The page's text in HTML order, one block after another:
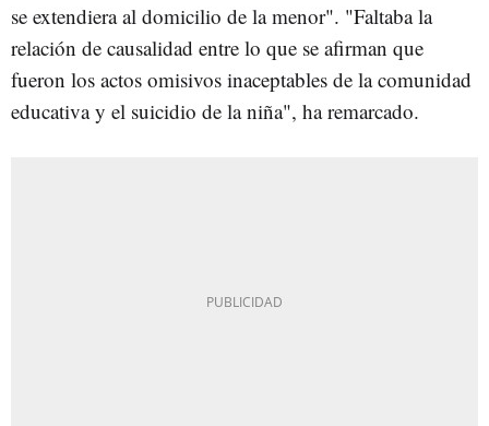
se extendiera al domicilio de la menor". "Faltaba la
relación de causalidad entre lo que se afirman que
fueron los actos omisivos inaceptables de la comunidad
educativa y el suicidio de la niña", ha remarcado.